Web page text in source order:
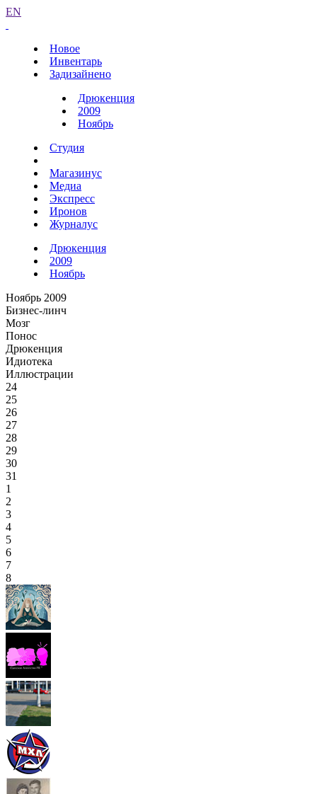
EN
Новое
Инвентарь
Задизайнено
Дрюкенция
2009
Ноябрь
Студия
Магазинус
Медиа
Экспресс
Иронов
Журналус
Дрюкенция
2009
Ноябрь
Ноябрь 2009
Бизнес-линч
Мозг
Понос
Дрюкенция
Идиотека
Иллюстрации
24
25
26
27
28
29
30
31
1
2
3
4
5
6
7
8